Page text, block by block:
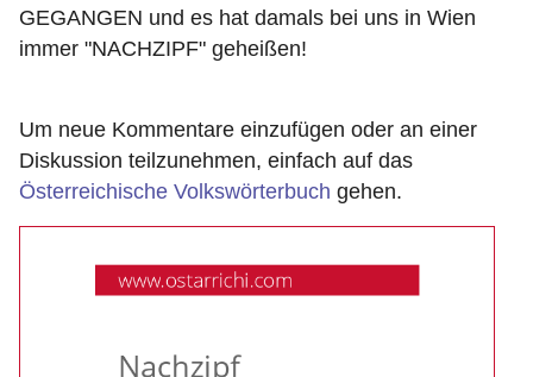
GEGANGEN und es hat damals bei uns in Wien
immer "NACHZIPF" geheißen!
Um neue Kommentare einzufügen oder an einer
Diskussion teilzunehmen, einfach auf das
Österreichische Volkswörterbuch gehen.